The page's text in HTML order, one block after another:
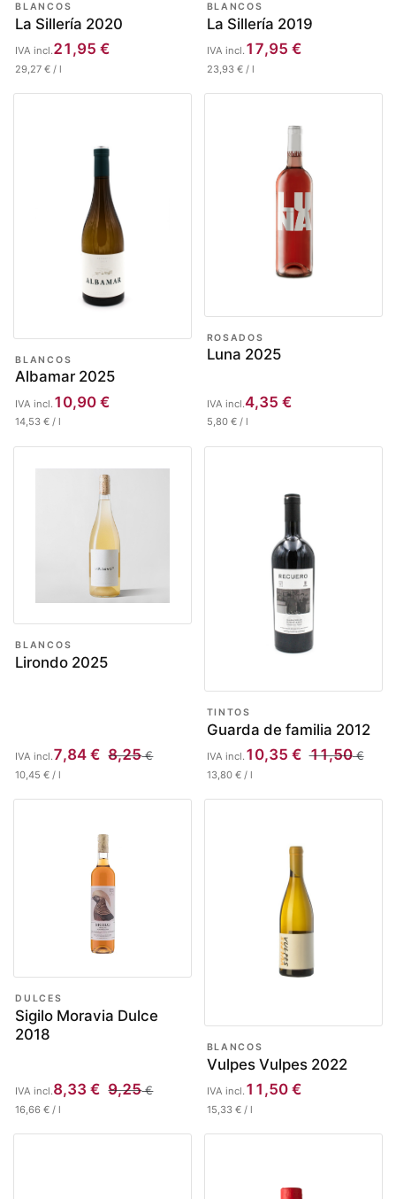
BLANCOS
La Sillería 2020
21,95 €
IVA incl.
29,27 € / l
BLANCOS
La Sillería 2019
17,95 €
IVA incl.
23,93€/ l
BLANCOS
Albamar 2025
10,90 €
IVA incl.
14,53 € / l
ROSADOS
Luna 2025
4,35 €
IVA incl.
5,80€/ l
BLANCOS
Lirondo 2025
7,84 € 8,25€
IVA incl.
10,45 € / l
TINTOS
Guarda de familia 2012
10,35 € 11,50€
IVA incl.
13,80€/ l
DULCES
Sigilo Moravia Dulce
2018
8,33 € 9,25€
IVA incl.
16,66 € / l
BLANCOS
Vulpes Vulpes 2022
11,50€
IVA incl.
15,33€/ l